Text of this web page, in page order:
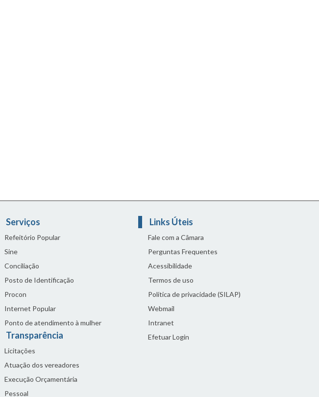
Serviços
Refeitório Popular
Sine
Conciliação
Posto de Identificação
Procon
Internet Popular
Ponto de atendimento à mulher
Transparência
Licitações
Atuação dos vereadores
Execução Orçamentária
Pessoal
Links Úteis
Fale com a Câmara
Perguntas Frequentes
Acessibilidade
Termos de uso
Política de privacidade (SILAP)
Webmail
Intranet
Efetuar Login